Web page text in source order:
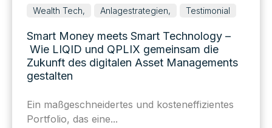
Wealth Tech, Anlagestrategien, Testimonial
Smart Money meets Smart Technology –
Wie LIQID und QPLIX gemeinsam die
Zukunft des digitalen Asset Managements
gestalten
Ein maßgeschneidertes und kosteneffizientes
Portfolio, das eine...